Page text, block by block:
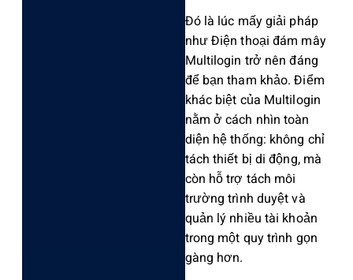
Đó là lúc mấy giải pháp
như Điện thoại đám mây
Multil‌ogin trở nên đáng
để bạn tham khảo. Điểm
khác biệt của Multilogin
nằm ở cách nhìn toàn
diện hệ thống: không chỉ
tách thiết bị di động, mà
còn hỗ trợ tách môi
trườ‌ng trình duyệt và
quản lý nhiề‌u tài khoả‌n
trong một quy trìn‌h gọn
gàng hơn.